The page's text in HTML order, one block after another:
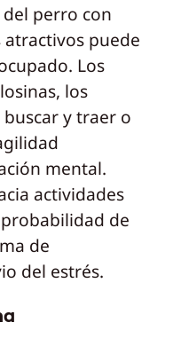
perro con
puede
Los
los
y traer o
mental.
actividades
de
de
del estrés.